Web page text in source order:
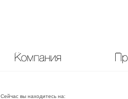
Компания
Сейчас вы находитесь на: